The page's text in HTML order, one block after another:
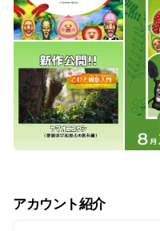
アカウント紹介